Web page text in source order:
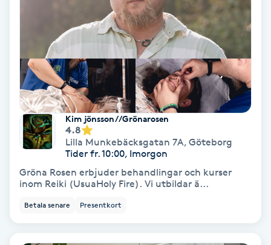
Hot Stone Massage
Hot yoga
Hudföryngring
Huduppstramning
Hudvård
Hyaluronsyra
Kim jönsson//Grönarosen
4.8
Lilla Munkebäcksgatan 7A, Göteborg
Tider fr. 10:00, Imorgon
Gröna Rosen erbjuder behandlingar och kurser
inom Reiki (UsuaHoly Fire). Vi utbildar ä...
Betala senare Presentkort